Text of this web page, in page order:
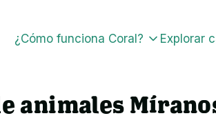
¿Cómo funciona Coral? Explorar
animales